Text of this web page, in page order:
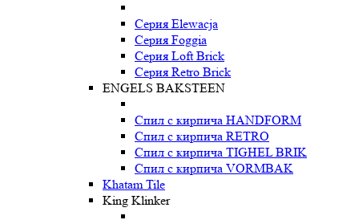
Серия Elewacja
Серия Foggia
Серия Loft Brick
Серия Retro Brick
ENGELS BAKSTEEN
Спил с кирпича HANDFORM
Спил с кирпича RETRO
Спил с кирпича TIGHEL BRIK
Спил с кирпича VORMBAK
Khatam Tile
King Klinker